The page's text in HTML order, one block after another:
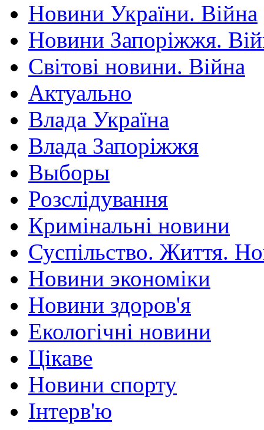
Новини України. Війна
Новини Запоріжжя.
Світові новини. Війна
Актуально
Влада Україна
Влада Запоріжжя
Выборы
Розслідування
Кримінальні новини
Суспільство. Життя.
Новини экономіки
Новини здоров'я
Екологічні новини
Цікаве
Новини спорту
Інтерв'ю